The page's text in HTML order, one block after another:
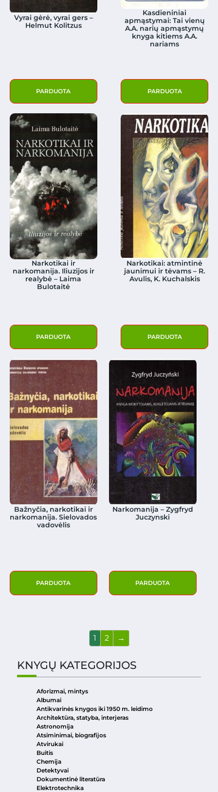
Vyrai gėrė, vyrai gers –
Helmut Kolitzus
PARDUOTA
Kasdieniniai
apmąstymai: Tai vienų
A.A. narių apmąstymų
knyga kitiems A.A.
nariams
PARDUOTA
Narkotikai ir
narkomanija. Iliuzijos ir
realybė – Laima
Bulotaitė
PARDUOTA
Narkotikai: atmintinė
jaunimui ir tėvams – R.
Avulis, K. Kuchalskis
PARDUOTA
Bažnyčia, narkotikai ir
narkomanija. Sielovados
vadovėlis
PARDUOTA
Narkomanija – Zygfryd
Juczynski
PARDUOTA
1 2 →
KNYGŲ KATEGORIJOS
Aforizmai, mintys
Albumai
Antikvarinės knygos iki 1950 m. leidimo
Architektūra, statyba, interjeras
Astronomija
Atsiminimai, biografijos
Atvirukai
Buitis
Chemija
Detektyvai
Dokumentinė literatūra
Elektrotechnika